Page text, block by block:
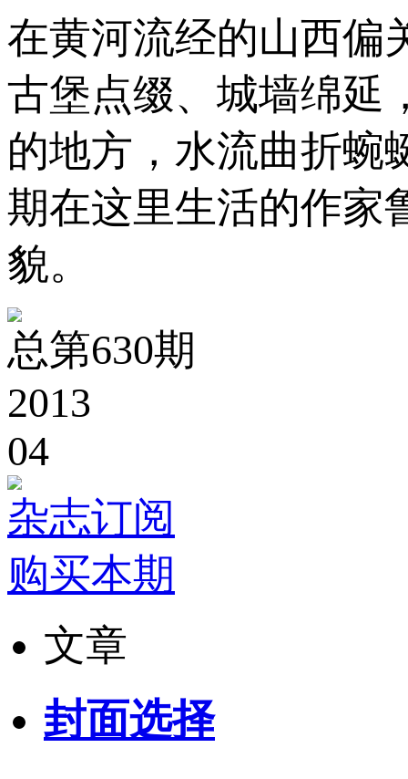
在黄河流经的山西偏
古堡点缀、城墙绵延
的地方，水流曲折蜿
期在这里生活的作家
貌。
总第630期
2013
04
杂志订阅
购买本期
文章
封面选择